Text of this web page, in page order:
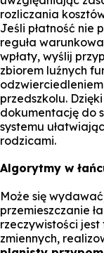
rozliczania
Jeśli płatność nie
reguła
wpłaty, wyślij
zbiorem luźnych
przedszkolu.
dokumentację do
systemu
rodzicami.
Algorytmy w
Może się
przemieszczanie
rzeczywistości
zmiennych,